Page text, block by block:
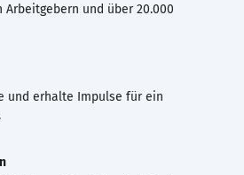
Arbeitgebern und über 20.000
und erhalte Impulse für ein